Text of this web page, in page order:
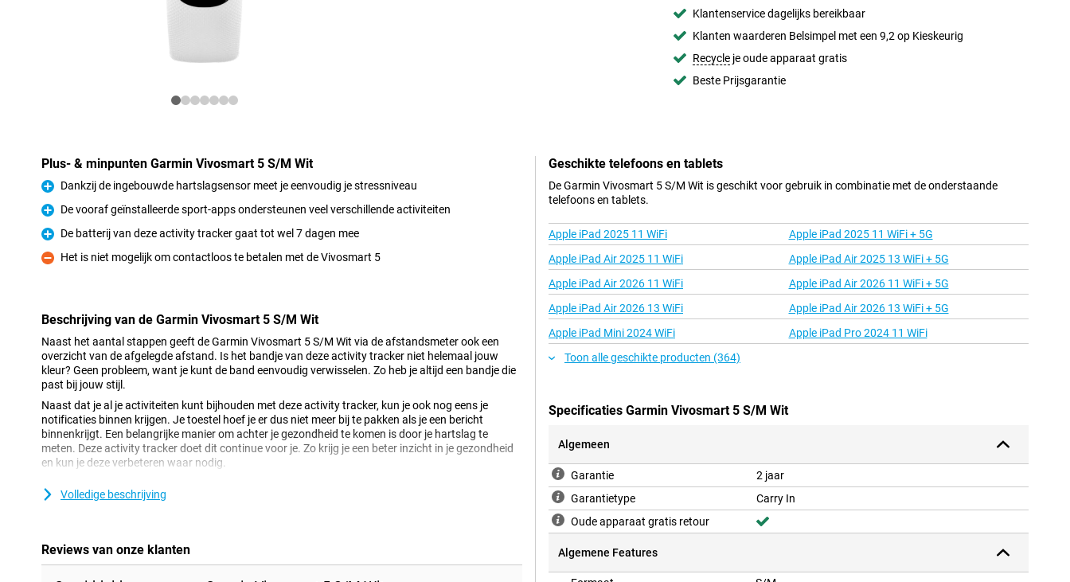
Klantenservice dagelijks bereikbaar
Klanten waarderen Belsimpel met een 9,2 op Kieskeurig
Recycleje oude apparaat gratis
Beste Prijsgarantie
Plus- & minpunten Garmin Vivosmart 5 S/M Wit
Pluspunt
Dankzij de ingebouwde hartslagsensor meet je eenvoudig je stressniveau
Pluspunt
De vooraf geïnstalleerde sport-apps ondersteunen veel verschillende activiteiten
Pluspunt
De batterij van deze activity tracker gaat tot wel 7 dagen mee
Minpunt
Het is niet mogelijk om contactloos te betalen met de Vivosmart 5
Beschrijving van de Garmin Vivosmart 5 S/M Wit
Naast het aantal stappen geeft de Garmin Vivosmart 5 S/M Wit via de afstandsmeter ook een
overzicht van de afgelegde afstand. Is het bandje van deze activity tracker niet helemaal jouw
kleur? Geen probleem, want je kunt de band eenvoudig verwisselen. Zo heb je altijd een bandje die
past bij jouw stijl.
Naast dat je al je activiteiten kunt bijhouden met deze activity tracker, kun je ook nog eens je
notificaties binnen krijgen. Je toestel hoef je er dus niet meer bij te pakken als je een bericht
binnenkrijgt. Een belangrijke manier om achter je gezondheid te komen is door je hartslag te
meten. Deze activity tracker doet dit continue voor je. Zo krijg je een beter inzicht in je gezondheid
en kun je deze verbeteren waar nodig.
tracker is dus ook erg handig tijdens bijvoorbeeld wandelen of fietsen. Je kunt met dit slimme
Volledige beschrijving
Reviews van onze klanten
Geschikte telefoons en tablets
De Garmin Vivosmart 5 S/M Wit is geschikt voor gebruik in combinatie met de onderstaande
telefoons en tablets.
Apple iPad 2025 11 WiFi
Apple iPad 2025 11 WiFi + 5G
Apple iPad Air 2025 11 WiFi
Apple iPad Air 2025 13 WiFi + 5G
Apple iPad Air 2026 11 WiFi
Apple iPad Air 2026 11 WiFi + 5G
Apple iPad Air 2026 13 WiFi
Apple iPad Air 2026 13 WiFi + 5G
Apple iPad Mini 2024 WiFi
Apple iPad Pro 2024 11 WiFi
Toon alle geschikte producten (364)
Specificaties Garmin Vivosmart 5 S/M Wit
Algemeen
Garantie
2 jaar
Garantietype
Carry In
Oude apparaat gratis retour
Algemene Features